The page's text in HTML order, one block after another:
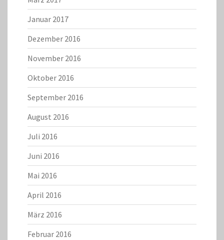
Januar 2017
Dezember 2016
November 2016
Oktober 2016
September 2016
August 2016
Juli 2016
Juni 2016
Mai 2016
April 2016
März 2016
Februar 2016